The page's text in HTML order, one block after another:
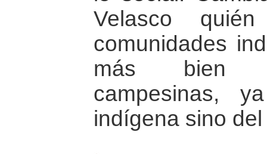
Velasco
comunidades
más bien
campesinas,
indígena sino